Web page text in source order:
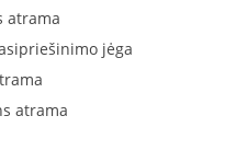
atrama
jėga
atrama